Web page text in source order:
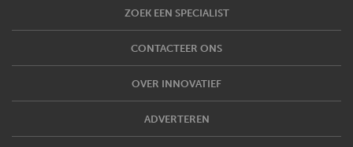
ZOEK EEN SPECIALIST
CONTACTEER ONS
OVER INNOVATIEF
ADVERTEREN